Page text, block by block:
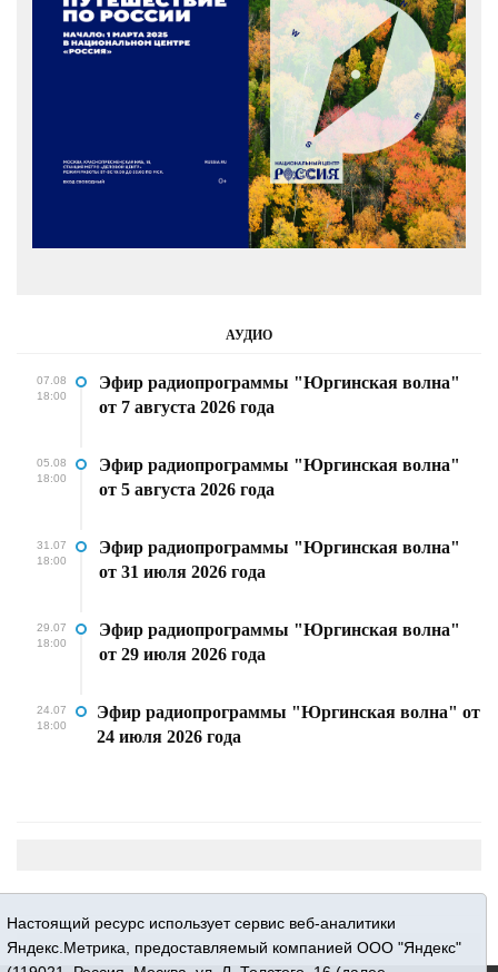
АУДИО
07.08
18:00
Эфир радиопрограммы "Юргинская волна"
от 7 августа 2026 года
05.08
18:00
Эфир радиопрограммы "Юргинская волна"
от 5 августа 2026 года
31.07
18:00
Эфир радиопрограммы "Юргинская волна"
от 31 июля 2026 года
29.07
18:00
Эфир радиопрограммы "Юргинская волна"
от 29 июля 2026 года
24.07
18:00
Эфир радиопрограммы "Юргинская волна" от
24 июля 2026 года
Настоящий ресурс использует сервис веб-аналитики
Яндекс.Метрика, предоставляемый компанией ООО "Яндекс"